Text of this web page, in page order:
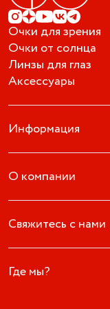
Очки для зрения
Очки от солнца
Линзы для глаз
Аксессуары
Информация
О компании
Свяжитесь с нами
Где мы?